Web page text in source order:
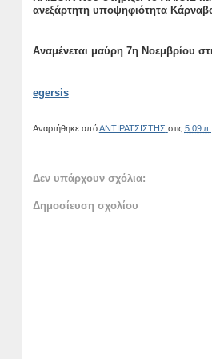
ανεξάρτητη υποψηφιότητα
Αναμένεται μαύρη 7η Νοεμβρίου
egersis
Αναρτήθηκε απόΑΝΤΙΡΑΤΣΙΣΤΗΣ στις 5:09
Δεν υπάρχουν σχόλια:
Δημοσίευση σχολίου